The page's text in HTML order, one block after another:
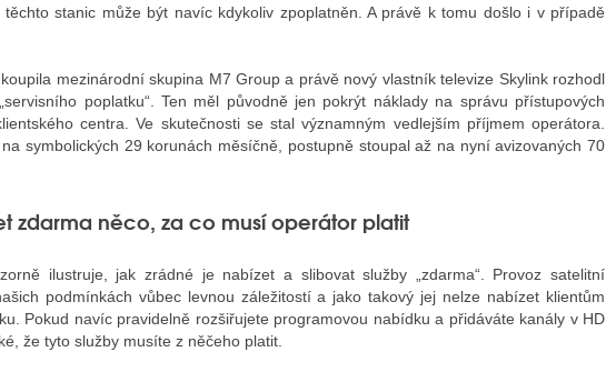
těchto stanic může být navíc kdykoliv zpoplatněn. A právě k tomu došlo i v případě
mezinárodní skupina M7 Group a právě nový vlastník televize Skylink rozhodl
poplatku“. Ten měl původně jen pokrýt náklady na správu přístupových
centra. Ve skutečnosti se stal významným vedlejším příjmem operátora.
symbolických 29 korunách měsíčně, postupně stoupal až na nyní avizovaných 70
zdarma něco, za co musí operátor platit
ilustruje, jak zrádné je nabízet a slibovat služby „zdarma“. Provoz satelitní
podmínkách vůbec levnou záležitostí a jako takový jej nelze nabízet klientům
Pokud navíc pravidelně rozšiřujete programovou nabídku a přidáváte kanály v HD
že tyto služby musíte z něčeho platit.